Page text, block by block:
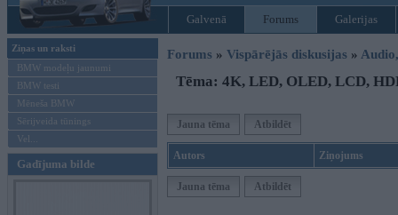
Galvenā Forums Galerijas
Ziņas un raksti
BMW modeļu jaunumi
BMW testi
Mēneša BMW
Sērijveida tūnings
Vel...
Gadījuma bilde
Forums » Vispārējās diskusijas »
Tēma: 4K, LED, OLED, LCD,
Jauna tēma Atbildēt
Autors Ziņojums
Jauna tēma Atbildēt